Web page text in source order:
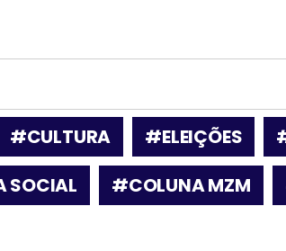
#CULTURA #ELEIÇÕES
SOCIAL #COLUNA MZM